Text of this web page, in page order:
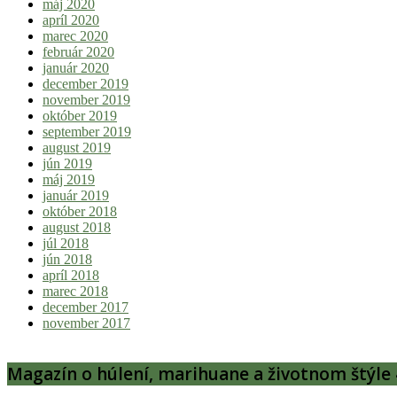
máj 2020
apríl 2020
marec 2020
február 2020
január 2020
december 2019
november 2019
október 2019
september 2019
august 2019
jún 2019
máj 2019
január 2019
október 2018
august 2018
júl 2018
jún 2018
apríl 2018
marec 2018
december 2017
november 2017
Magazín o húlení, marihuane a životnom štýle